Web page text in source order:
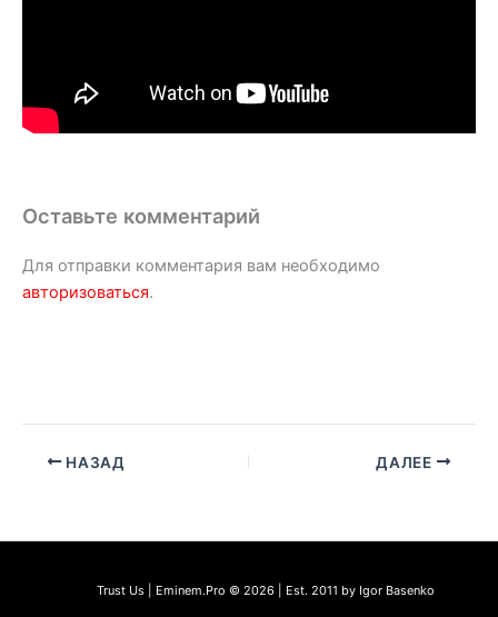
Оставьте комментарий
Для отправки комментария вам необходимо
авторизоваться.
НАЗАД ДАЛЕЕ
Trust Us | Eminem.Pro © 2026 | Est. 2011 by Igor Basenko